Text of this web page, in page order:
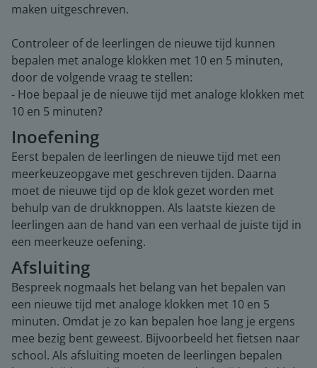
maken uitgeschreven.
Controleer of de leerlingen de nieuwe tijd kunnen
bepalen met analoge klokken met 10 en 5 minuten,
door de volgende vraag te stellen:
- Hoe bepaal je de nieuwe tijd met analoge klokken met
10 en 5 minuten?
Inoefening
Eerst bepalen de leerlingen de nieuwe tijd met een
meerkeuzeopgave met geschreven tijden. Daarna
moet de nieuwe tijd op de klok gezet worden met
behulp van de drukknoppen. Als laatste kiezen de
leerlingen aan de hand van een verhaal de juiste tijd in
een meerkeuze oefening.
Afsluiting
Bespreek nogmaals het belang van het bepalen van
een nieuwe tijd met analoge klokken met 10 en 5
minuten. Omdat je zo kan bepalen hoe lang je ergens
mee bezig bent geweest. Bijvoorbeeld het fietsen naar
school. Als afsluiting moeten de leerlingen bepalen